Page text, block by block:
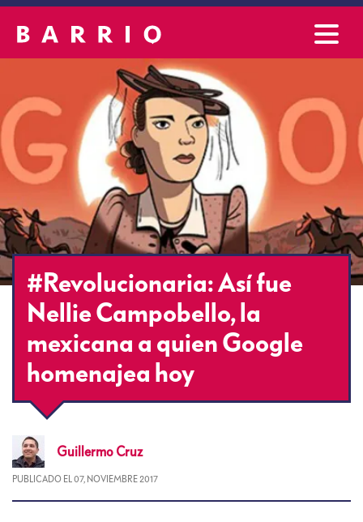
#Revolucionaria: Así fue
Nellie Campobello, la
mexicana a quien Google
homenajea hoy
Guillermo Cruz
PUBLICADO EL 07, NOVIEMBRE 2017